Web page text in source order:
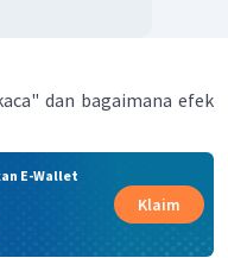
dan bagaimana efek
E-Wallet
Klaim